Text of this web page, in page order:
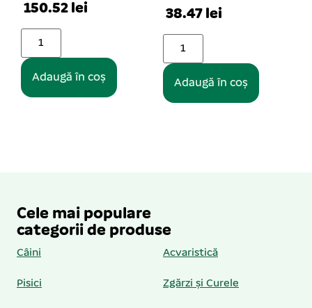
150.52 lei
Adaugă în coș
38.47 lei
Adaugă în coș
Cele mai populare
categorii de produse
Câini Acvaristică
Pisici Zgărzi și Curele